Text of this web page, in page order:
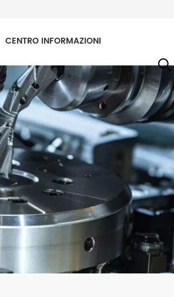
CENTRO INFORMAZIONI